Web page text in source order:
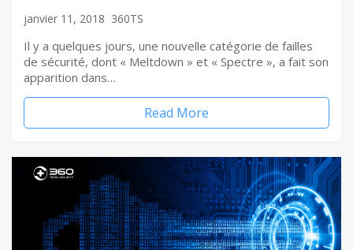
janvier 11, 2018 360TS
Il y a quelques jours, une nouvelle catégorie de failles
de sécurité, dont « Meltdown » et « Spectre », a fait son
apparition dans…
Read More